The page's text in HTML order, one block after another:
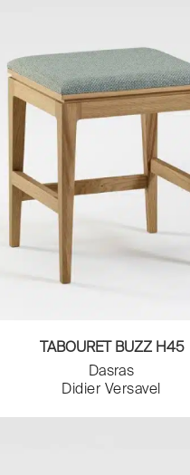
TABOURET BUZZ H45
Dasras
Didier Versavel